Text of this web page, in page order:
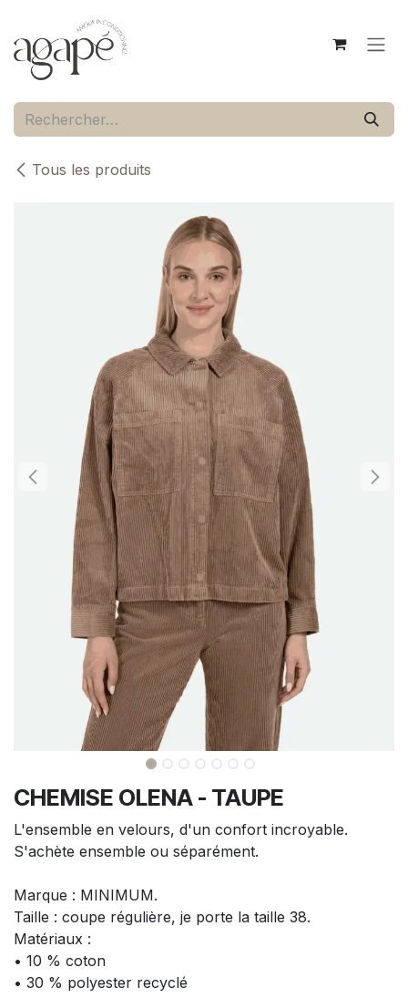
Tous les produits
CHEMISE OLENA - TAUPE
L'ensemble en velours, d'un confort incroyable.
S'achète ensemble ou séparément.
Marque : MINIMUM.
Taille : coupe régulière, je porte la taille 38.
Matériaux :
• 10 % coton
• 30 % polyester recyclé